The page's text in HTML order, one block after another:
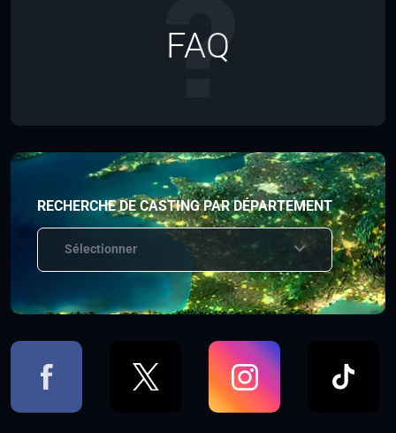
FAQ
RECHERCHE DE CASTING PAR DÉPARTEMENT
Sélectionner